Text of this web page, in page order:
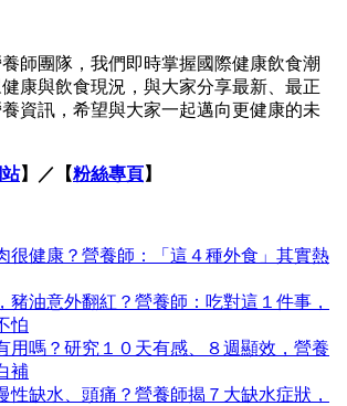
師團隊，我們即時掌握國際健康飲食潮
康與飲食現況，與大家分享最新、最正
資訊，希望與大家一起邁向更健康的未
】／【粉絲專頁】
很健康？營養師：「這４種外食」其實熱
豬油意外翻紅？營養師：吃對這１件事，
怕
用嗎？研究１０天有感、８週顯效，營養
補
性缺水、頭痛？營養師揭７大缺水症狀，